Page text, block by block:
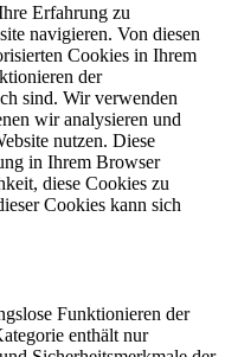
Erfahrung zu
navigieren. Von diesen
Cookies in Ihrem
der
sind. Wir verwenden
wir analysieren und
nutzen. Diese
in Ihrem Browser
diese Cookies zu
Cookies kann sich
Funktionieren der
enthält nur